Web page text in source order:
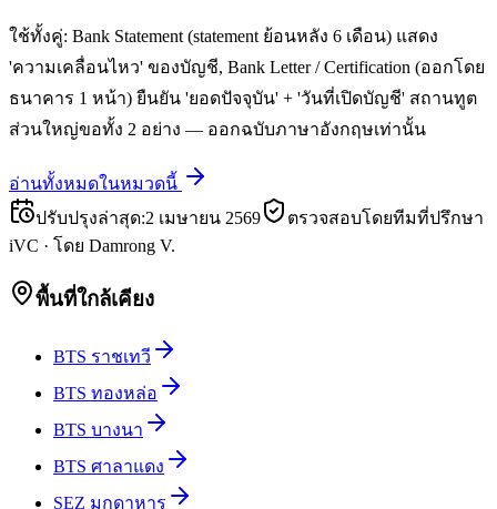
ใช้ทั้งคู่: Bank Statement (statement ย้อนหลัง 6 เดือน) แสดง
'ความเคลื่อนไหว' ของบัญชี, Bank Letter / Certification (ออกโดย
ธนาคาร 1 หน้า) ยืนยัน 'ยอดปัจจุบัน' + 'วันที่เปิดบัญชี' สถานทูต
ส่วนใหญ่ขอทั้ง 2 อย่าง — ออกฉบับภาษาอังกฤษเท่านั้น
อ่านทั้งหมดในหมวดนี้
ปรับปรุงล่าสุด:2 เมษายน 2569
ตรวจสอบโดยทีมที่ปรึกษา
iVC · โดย Damrong V.
พื้นที่ใกล้เคียง
BTS ราชเทวี
BTS ทองหล่อ
BTS บางนา
BTS ศาลาแดง
SEZ มุกดาหาร